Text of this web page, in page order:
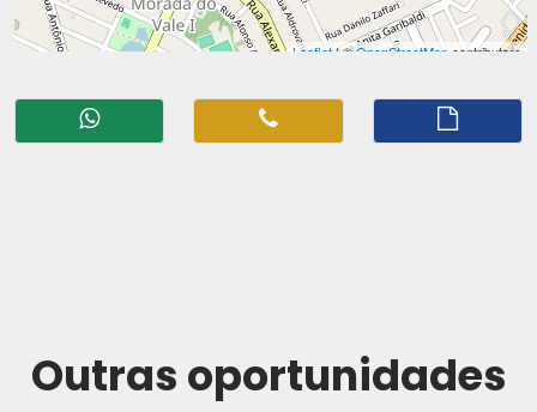
Outras oportunidades